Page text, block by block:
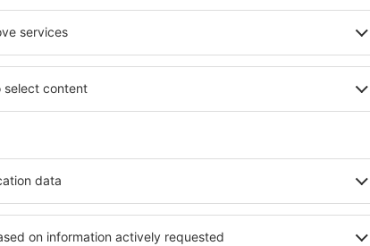
Wien, Austria
ómnibus conectan el aeropuerto con distintas estaciones de
el aeropuerto con el centro de la ciudad en 16 minutos.